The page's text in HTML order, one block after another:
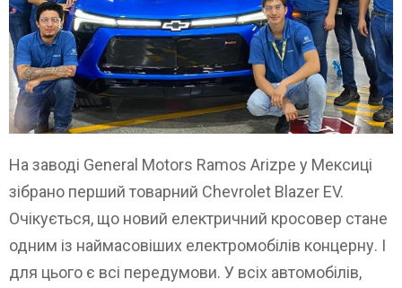
На заводі General Motors Ramos Arizpe у Мексиці
зібрано перший товарний Chevrolet Blazer EV.
Очікується, що новий електричний кросовер стане
одним із наймасовіших електромобілів концерну. І
для цього є всі передумови. У всіх автомобілів,